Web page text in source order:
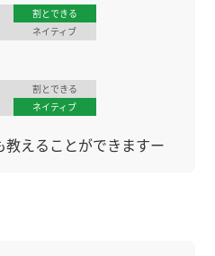
割とできる
ネイティブ
割とできる
ネイティブ
えることができますー